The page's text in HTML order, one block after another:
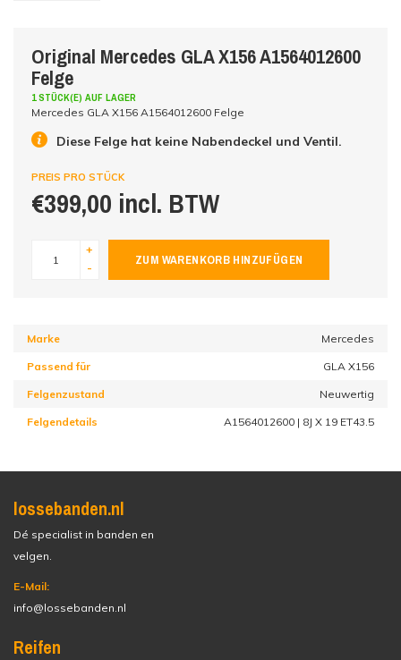
Original Mercedes GLA X156 A1564012600
Felge
1 STÜCK(E) AUF LAGER
Mercedes GLA X156 A1564012600 Felge
Diese Felge hat keine Nabendeckel und Ventil.
PREIS PRO STÜCK
€399,00 incl. BTW
+
-
ZUM WARENKORB HINZUFÜGEN
Marke Mercedes
Passend für GLA X156
Felgenzustand Neuwertig
Felgendetails A1564012600 | 8J X 19 ET43.5
lossebanden.nl
Dé specialist in banden en
velgen.
E-Mail:
info@lossebanden.nl
Reifen